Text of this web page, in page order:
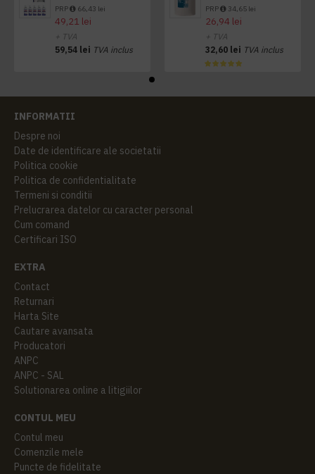
PRP 66,43 lei
49,21 lei
+ TVA
59,54 lei TVA inclus
PRP 34,65 lei
26,94 lei
+ TVA
32,60 lei TVA inclus
INFORMATII
Despre noi
Date de identificare ale societatii
Politica cookie
Politica de confidentialitate
Termeni si conditii
Prelucrarea datelor cu caracter personal
Cum comand
Certificari ISO
EXTRA
Contact
Returnari
Harta Site
Cautare avansata
Producatori
ANPC
ANPC - SAL
Solutionarea online a litigiilor
CONTUL MEU
Contul meu
Comenzile mele
Puncte de fidelitate